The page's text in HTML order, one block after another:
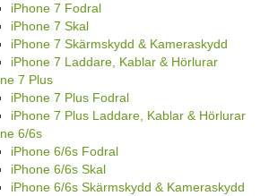
iPhone 7 Fodral
iPhone 7 Skal
iPhone 7 Skärmskydd & Kameraskydd
iPhone 7 Laddare, Kablar & Hörlurar
7 Plus
iPhone 7 Plus Fodral
iPhone 7 Plus Laddare, Kablar & Hörlurar
6/6s
iPhone 6/6s Fodral
iPhone 6/6s Skal
iPhone 6/6s Skärmskydd & Kameraskydd